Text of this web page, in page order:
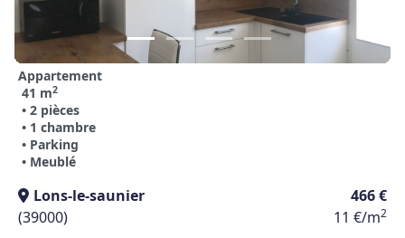
Appartement
41 m2
• 2 pièces
• 1 chambre
• Parking
• Meublé
Lons-le-saunier
466 €
(39000)
11 €/m2